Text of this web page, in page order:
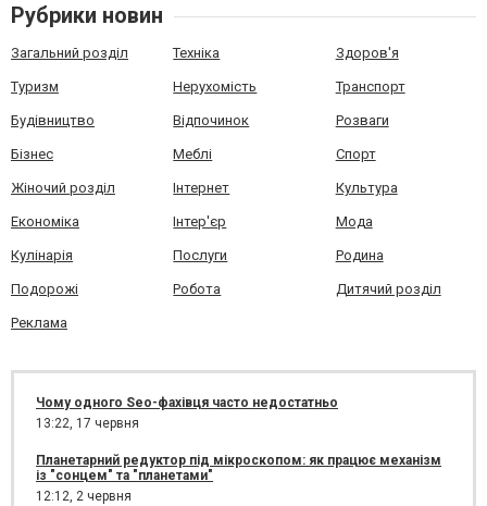
Рубрики новин
Загальний розділ Техніка Здоров'я
Туризм Нерухомість Транспорт
Будівництво Відпочинок Розваги
Бізнес Меблі Спорт
Жіночий розділ Інтернет Культура
Економіка Інтер'єр Мода
Кулінарія Послуги Родина
Подорожі Робота Дитячий розділ
Реклама
Чому одного Seo-фахівця часто недостатньо
13:22, 17 червня
Планетарний редуктор під мікроскопом: як працює механізм
із "сонцем" та "планетами"
12:12, 2 червня